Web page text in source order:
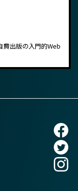
費出版の入門的Web